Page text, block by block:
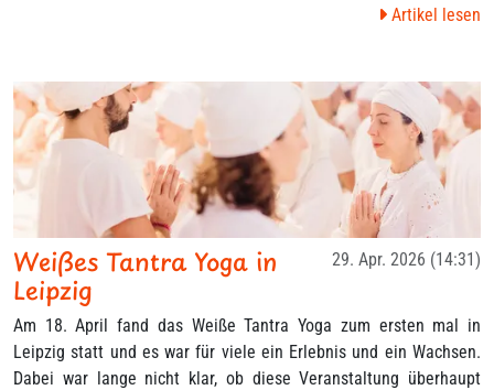
Artikel lesen
29. Apr. 2026 (14:31)
Weißes Tantra Yoga in
Leipzig
Am 18. April fand das Weiße Tantra Yoga zum ersten mal in
Leipzig statt und es war für viele ein Erlebnis und ein Wachsen.
Dabei war lange nicht klar, ob diese Veranstaltung überhaupt